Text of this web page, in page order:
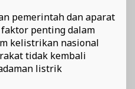
pemerintah dan aparat
penting dalam
kelistrikan nasional
tidak kembali
listrik